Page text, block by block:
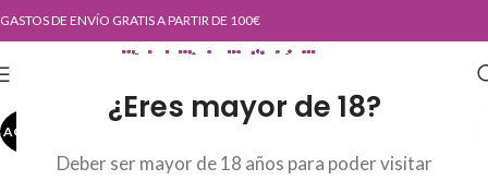
¿Eres mayor de 18?
Deber ser mayor de 18 años para poder visitar
GASTOS DE ENVÍO GRATIS A PARTIR DE 100€
AGOT
AGOTADO